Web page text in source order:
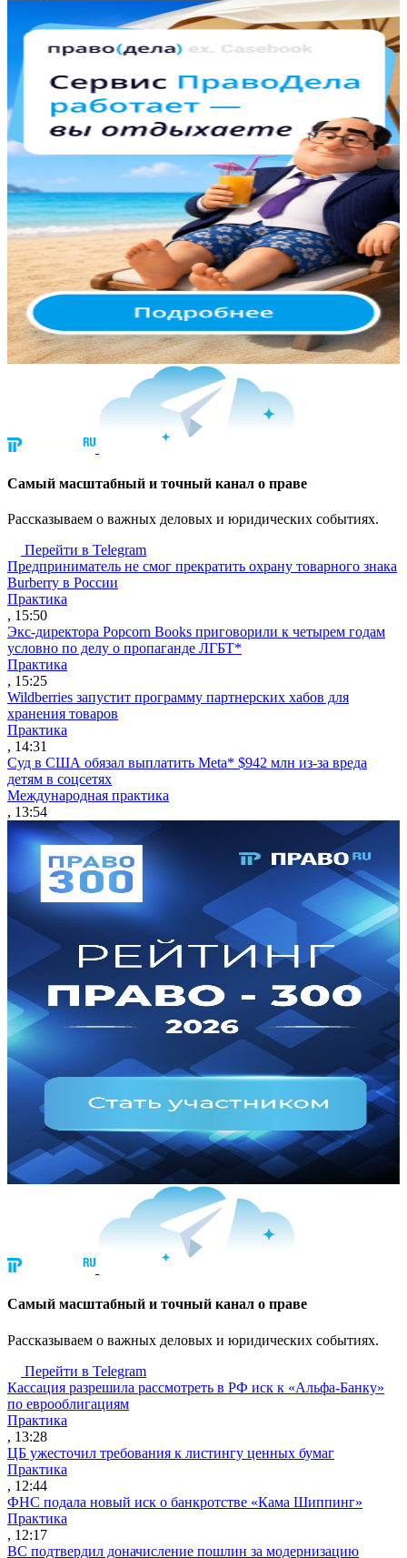
Cамый масштабный и точный канал о праве
Рассказываем о важных деловых и юридических событиях.
Перейти в Telegram
Предприниматель не смог прекратить охрану товарного знака
Burberry в России
Практика
, 15:50
Экс-директора Popcorn Books приговорили к четырем годам
условно по делу о пропаганде ЛГБТ*
Практика
, 15:25
Wildberries запустит программу партнерских хабов для
хранения товаров
Практика
, 14:31
Суд в США обязал выплатить Meta* $942 млн из-за вреда
детям в соцсетях
Международная практика
, 13:54
Cамый масштабный и точный канал о праве
Рассказываем о важных деловых и юридических событиях.
Перейти в Telegram
Кассация разрешила рассмотреть в РФ иск к «Альфа-Банку»
по еврооблигациям
Практика
, 13:28
ЦБ ужесточил требования к листингу ценных бумаг
Практика
, 12:44
ФНС подала новый иск о банкротстве «Кама Шиппинг»
Практика
, 12:17
ВС подтвердил доначисление пошлин за модернизацию